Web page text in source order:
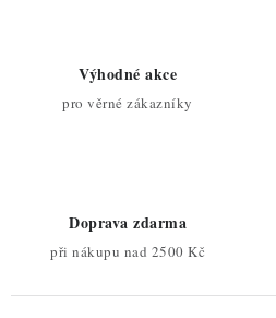
Výhodné akce
pro věrné zákazníky
Doprava zdarma
při nákupu nad 2500 Kč